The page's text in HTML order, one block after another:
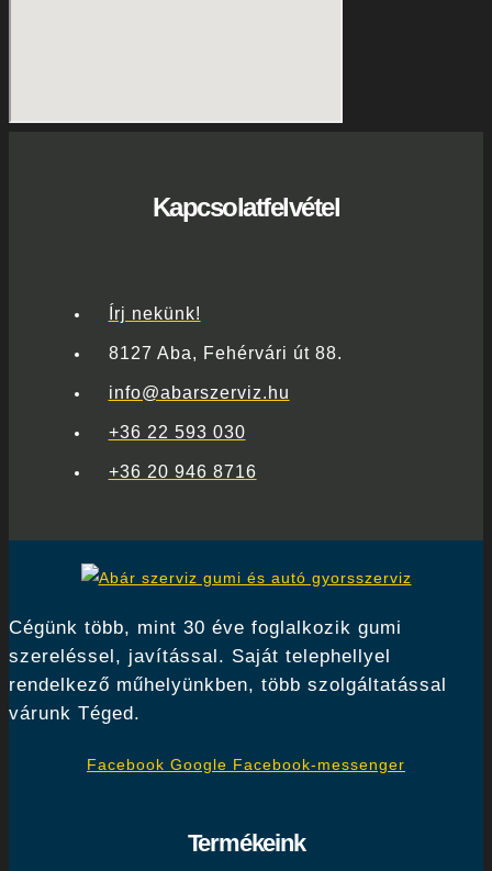
Kapcsolatfelvétel
Írj nekünk!
8127 Aba, Fehérvári út 88.
info@abarszerviz.hu
+36 22 593 030
+36 20 946 8716
Cégünk több, mint 30 éve foglalkozik gumi
szereléssel, javítással. Saját telephellyel
rendelkező műhelyünkben, több szolgáltatással
várunk Téged.
Facebook Google Facebook-messenger
Termékeink